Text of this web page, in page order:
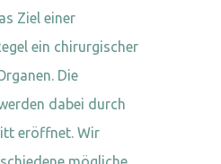
Ziel einer
ein chirurgischer
Die
dabei durch
eröffnet. Wir